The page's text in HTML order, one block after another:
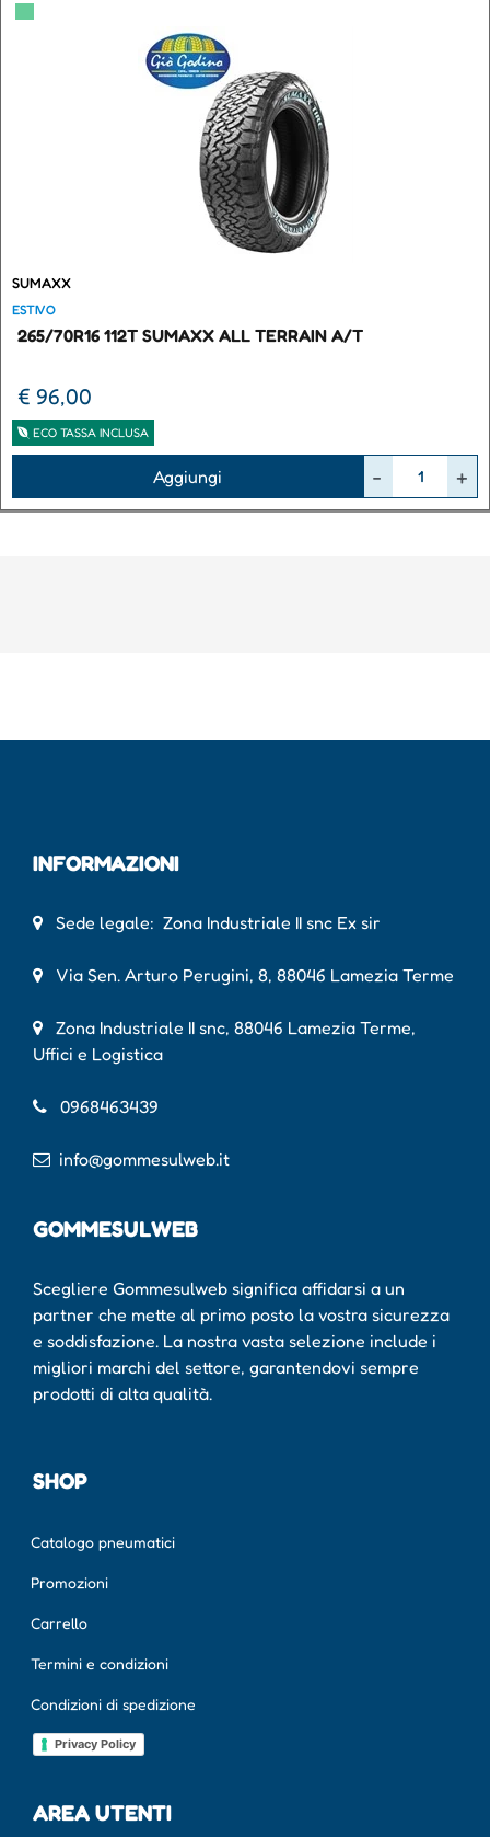
▀
SUMAXX
ESTIVO
265/70R16 112T SUMAXX ALL TERRAIN A/T
€ 96,00
ECO TASSA INCLUSA
Aggiungi
INFORMAZIONI
Sede legale: Zona Industriale II snc Ex sir
Via Sen. Arturo Perugini, 8, 88046 Lamezia Terme
Zona Industriale II snc, 88046 Lamezia Terme,
Uffici e Logistica
0968463439
info@gommesulweb.it
GOMMESULWEB
Scegliere Gommesulweb significa affidarsi a un
partner che mette al primo posto la vostra sicurezza
e soddisfazione. La nostra vasta selezione include i
migliori marchi del settore, garantendovi sempre
prodotti di alta qualità.
SHOP
Catalogo pneumatici
Promozioni
Carrello
Termini e condizioni
Condizioni di spedizione
Privacy Policy
AREA UTENTI